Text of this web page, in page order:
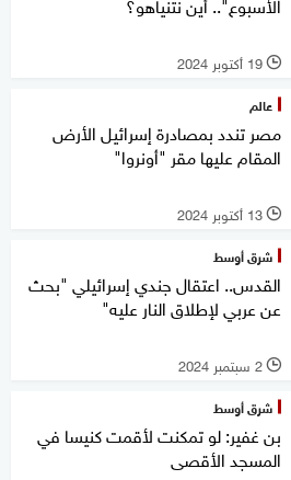
l 19 أكتوبر 2024
عالم
مصر تندد بمصادرة إسرائيل الأرض
المقام عليها مقر "أونروا"
l 13 أكتوبر 2024
شرق أوسط
القدس.. اعتقال جندي إسرائيلي "بحث
عن عربي لإطلاق النار عليه"
l 2 سبتمبر 2024
شرق أوسط
بن غفير: لو تمكنت لأقمت كنيسا في
المسجد الأقصى